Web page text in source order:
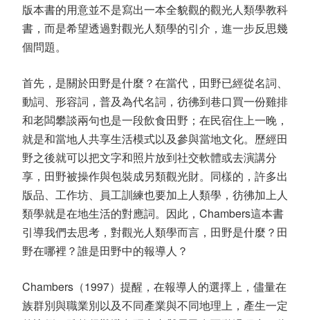
版本書的用意並不是寫出一本全貌觀的觀光人類學教科
書，而是希望透過對觀光人類學的引介，進一步反思幾
個問題。
首先，是關於田野是什麼？在當代，田野已經從名詞、
動詞、形容詞，普及為代名詞，彷彿到巷口買一份雞排
和老闆攀談兩句也是一段飲食田野；在民宿住上一晚，
就是和當地人共享生活模式以及參與當地文化。歷經田
野之後就可以把文字和照片放到社交軟體或去演講分
享，田野被操作與包裝成另類觀光財。同樣的，許多出
版品、工作坊、員工訓練也要加上人類學，彷彿加上人
類學就是在地生活的對應詞。因此，Chambers這本書
引導我們去思考，對觀光人類學而言，田野是什麼？田
野在哪裡？誰是田野中的報導人？
Chambers（1997）提醒，在報導人的選擇上，儘量在
族群別與職業別以及不同產業與不同地理上，產生一定